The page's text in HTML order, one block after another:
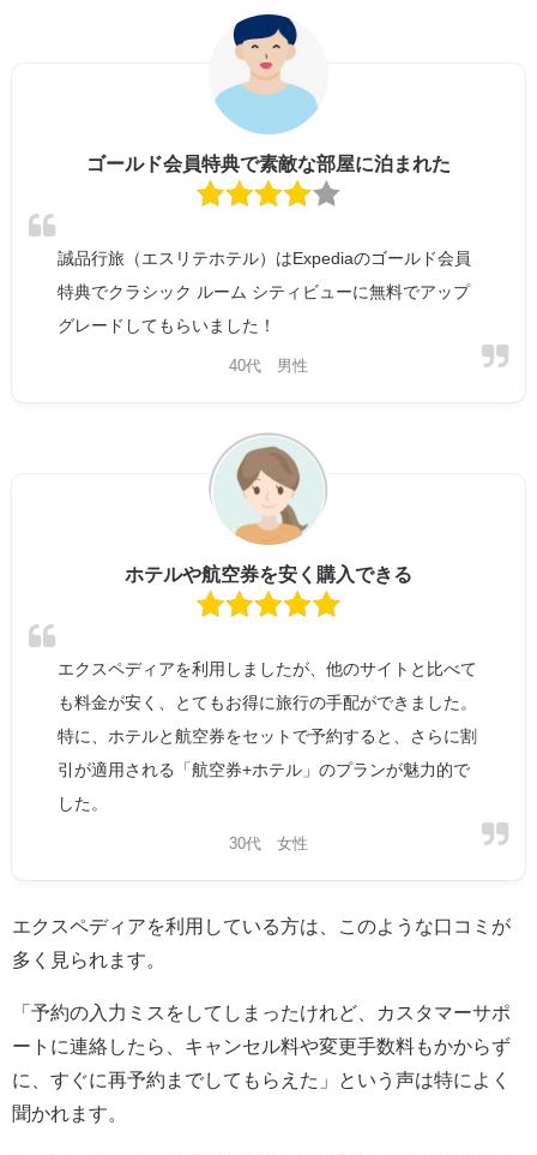
ゴールド会員特典で素敵な部屋に泊まれた
誠品行旅（エスリテホテル）はExpediaのゴールド会員
特典でクラシック ルーム シティビューに無料でアップ
グレードしてもらいました！
40代 男性
ホテルや航空券を安く購入できる
エクスペディアを利用しましたが、他のサイトと比べて
も料金が安く、とてもお得に旅行の手配ができました。
特に、ホテルと航空券をセットで予約すると、さらに割
引が適用される「航空券+ホテル」のプランが魅力的で
した。
30代 女性
エクスペディアを利用している方は、このような口コミが
多く見られます。
「予約の入力ミスをしてしまったけれど、カスタマーサポ
ートに連絡したら、キャンセル料や変更手数料もかからず
に、すぐに再予約までしてもらえた」という声は特によく
聞かれます。